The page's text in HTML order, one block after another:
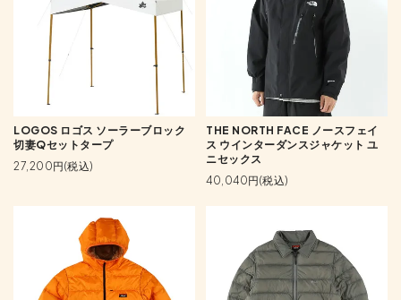
LOGOS ロゴス ソーラーブロック
切妻Qセットタープ
27,200円(税込)
THE NORTH FACE ノースフェイ
ス ウインターダンスジャケット ユ
ニセックス
40,040円(税込)